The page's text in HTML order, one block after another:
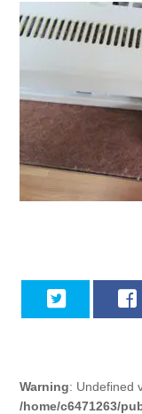
Warning: Undefined
/home/c6471263/